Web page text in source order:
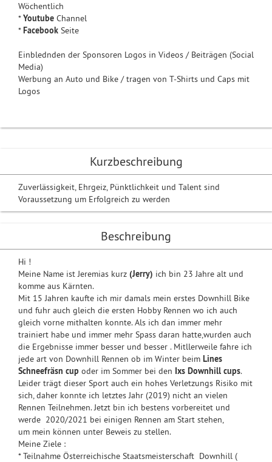
Kurzbeschreibung
Zuverlässigkeit, Ehrgeiz, Pünktlichkeit und Talent sind
Voraussetzung um Erfolgreich zu werden
Beschreibung
Hi !
Meine Name ist Jeremias kurz (Jerry) ich bin 23 Jahre alt und
komme aus Kärnten.
Mit 15 Jahren kaufte ich mir damals mein erstes Downhill Bike
und fuhr auch gleich die ersten Hobby Rennen wo ich auch
gleich vorne mithalten konnte. Als ich dan immer mehr
trainiert habe und immer mehr Spass daran hatte,wurden auch
die Ergebnisse immer besser und besser . Mitllerweile fahre ich
jede art von Downhill Rennen ob im Winter beim Lines
Schneefräsn cup oder im Sommer bei den Ixs Downhill cups.
Leider trägt dieser Sport auch ein hohes Verletzungs Risiko mit
sich, daher konnte ich letztes Jahr (2019) nicht an vielen
Rennen Teilnehmen. Jetzt bin ich bestens vorbereitet und
werde 2020/2021 bei einigen Rennen am Start stehen,
um mein können unter Beweis zu stellen.
Meine Ziele :
* Teilnahme Österreichische Staatsmeisterschaft Downhill (
Wöchentlich
*Youtube Channel
*Facebook Seite
Einblednden der Sponsoren Logos in Videos / Beiträgen (Social
Media)
Werbung an Auto und Bike / tragen von T-Shirts und Caps mit
Logos